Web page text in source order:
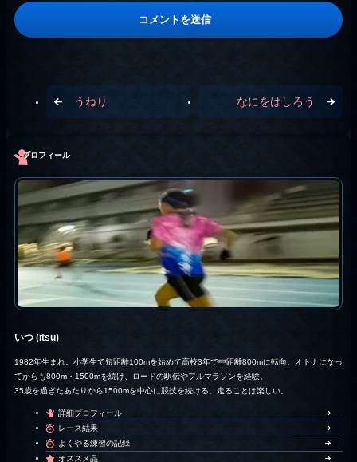
うねり なにをはしろう
プロフィール
いつ (itsu)
1982年生まれ。小学生で短距離100mを始めて高校3年で中距離800mに転向。オトナになっ
てからも800m・1500mを続け、ロードの駅伝やフルマラソンを経験。
35歳を過ぎたあたりから1500mを中心に競技を続ける。走ることは楽しい。
詳細プロフィール
レース結果
よくやる練習の記録
オススメ品